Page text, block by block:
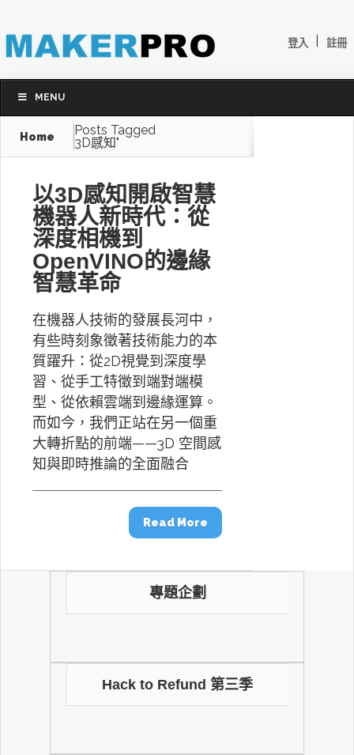
登入 註冊
MENU
Home
Posts Tagged
3D感知"
以3D感知開啟智慧
機器人新時代：從
深度相機到
OpenVINO的邊緣
智慧革命
在機器人技術的發展長河中，
有些時刻象徵著技術能力的本
質躍升：從2D視覺到深度學
習、從手工特徵到端對端模
型、從依賴雲端到邊緣運算。
而如今，我們正站在另一個重
大轉折點的前端——3D 空間感
知與即時推論的全面融合
Read More
專題企劃
Hack to Refund 第三季